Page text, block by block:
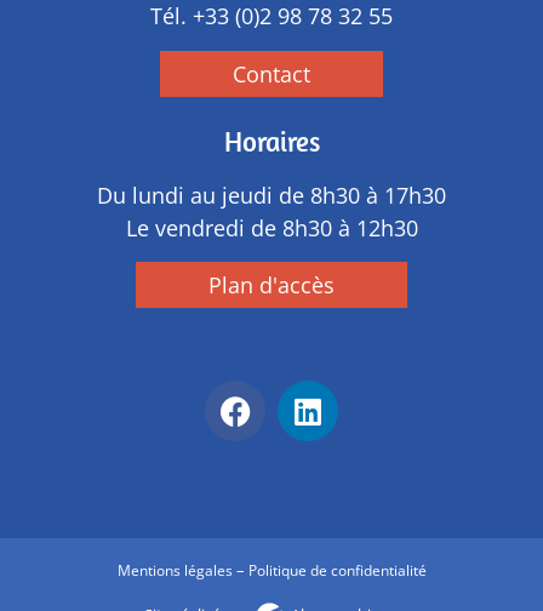
Tél. +33 (0)2 98 78 32 55
Contact
Horaires
Du lundi au jeudi de 8h30 à 17h30
Le vendredi de 8h30 à 12h30
Plan d'accès
Mentions légales– Politique de confidentialité